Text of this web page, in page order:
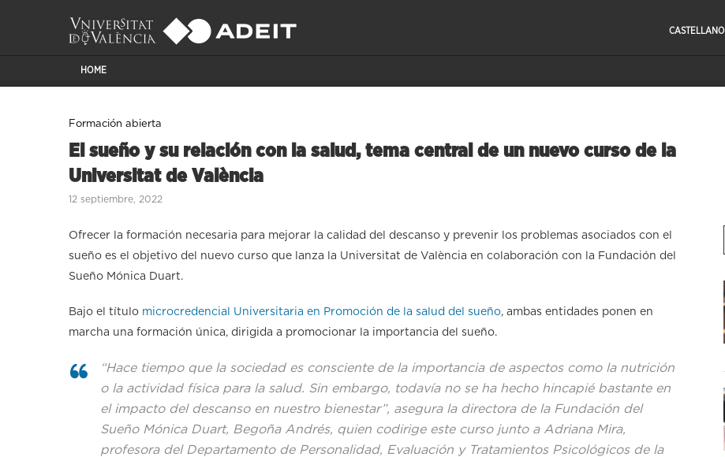
CASTELLANO
HOME
Formación abierta
El sueño y su relación con la salud, tema central de un nuevo curso de la
Universitat de València
12 septiembre, 2022
Ofrecer la formación necesaria para mejorar la calidad del descanso y prevenir los problemas asociados con el
sueño es el objetivo del nuevo curso que lanza la Universitat de València en colaboración con la Fundación del
Sueño Mónica Duart.
Bajo el título microcredencial Universitaria en Promoción de la salud del sueño, ambas entidades ponen en
marcha una formación única, dirigida a promocionar la importancia del sueño.
“Hace tiempo que la sociedad es consciente de la importancia de aspectos como la nutrición
o la actividad física para la salud. Sin embargo, todavía no se ha hecho hincapié bastante en
el impacto del descanso en nuestro bienestar”, asegura la directora de la Fundación del
Sueño Mónica Duart, Begoña Andrés, quien codirige este curso junto a Adriana Mira,
profesora del Departamento de Personalidad, Evaluación y Tratamientos Psicológicos de la